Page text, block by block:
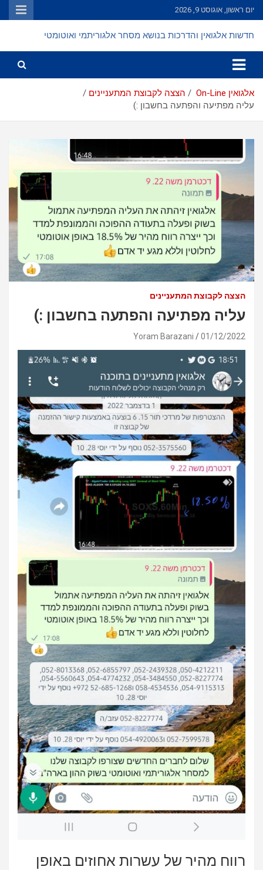
Skip
to
יום ראשון, אוגוסט 9, 2026
חדשות אלגואין והדרכות בנושא מסחר אלגוריתמי ואוטומטי
אלגואין On-Line
הצצה לקבוצת המתעניינים
עליה מפתיעה והפתעה בחשבון :)
הצצה לקבוצת המתעניינים
עליה מפתיעה והפתעה בחשבון :)
01/12/2022
Yoram Barazani
רווח מהיר של עשרות אחוזים באופן